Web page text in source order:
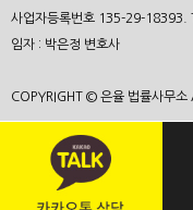
사업자등록번호 135-29-
임자 : 박은정 변호사
COPYRIGHT © 은율 법률사무